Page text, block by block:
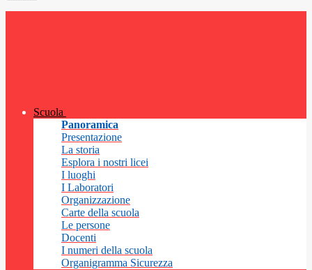
Scuola
Panoramica
Presentazione
La storia
Esplora i nostri licei
I luoghi
I Laboratori
Organizzazione
Carte della scuola
Le persone
Docenti
I numeri della scuola
Organigramma Sicurezza